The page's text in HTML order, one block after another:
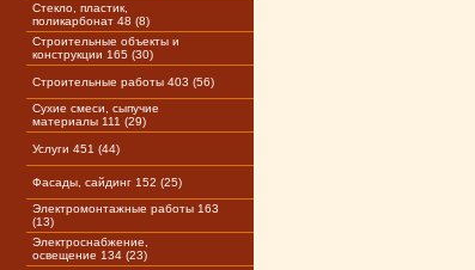
Стекло, пластик,
поликарбонат 48 (8)
Строительные объекты и
конструкции 165 (30)
Строительные работы 403 (56)
Сухие смеси, сыпучие
материалы 111 (29)
Услуги 451 (44)
Фасады, сайдинг 152 (25)
Электромонтажные работы 163
(13)
Электроснабжение,
освещение 134 (23)